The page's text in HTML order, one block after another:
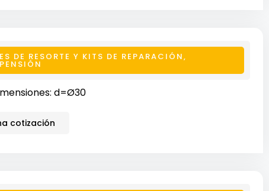
DE RESORTE Y KITS DE REPARACIÓN,
d=Ø30
cotización